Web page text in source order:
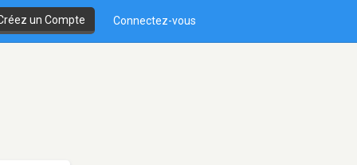
un Compte Connectez-vous